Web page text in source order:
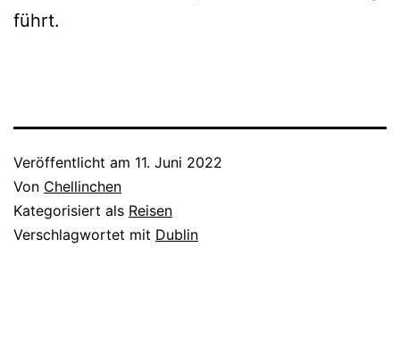
führt.
Veröffentlicht am 11. Juni 2022
Von Chellinchen
Kategorisiert als Reisen
Verschlagwortet mit Dublin